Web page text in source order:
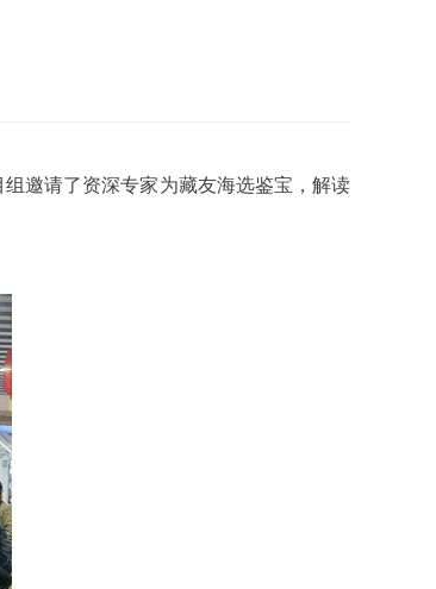
邀请了资深专家为藏友海选鉴宝，解读